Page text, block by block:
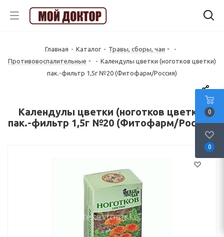
Главная - Каталог - Травы, сборы, чаи
-
Противовоспалительные
- Календулы цветки (ноготков цветки)
пак.-фильтр 1,5г №20 (Фитофарм/Россия)
Календулы цветки (ноготков цветки)
пак.-фильтр 1,5г №20 (Фитофарм/Россия)
0
0